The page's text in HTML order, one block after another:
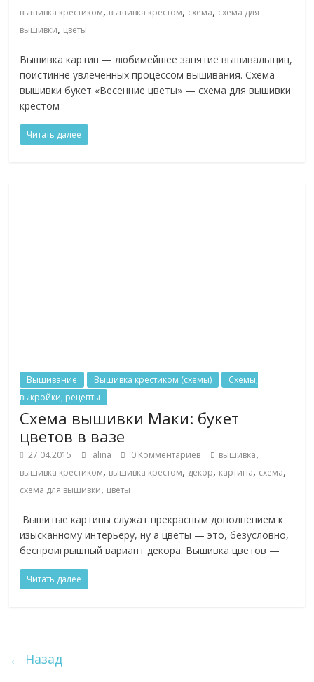
вышивка крестиком, вышивка крестом, схема, схема для
вышивки, цветы
Вышивка картин — любимейшее занятие вышивальщиц,
поистинне увлеченных процессом вышивания. Схема
вышивки букет «Весенние цветы» — схема для вышивки
крестом
Читать далее
Вышивание Вышивка крестиком (схемы)
Схемы,
выкройки, рецепты
Схема вышивки Маки: букет
цветов в вазе
27.04.2015 alina 0 Комментариев вышивка,
вышивка крестиком, вышивка крестом, декор, картина, схема,
схема для вышивки, цветы
Вышитые картины служат прекрасным дополнением к
изысканному интерьеру, ну а цветы — это, безусловно,
беспроигрышный вариант декора. Вышивка цветов —
Читать далее
← Назад